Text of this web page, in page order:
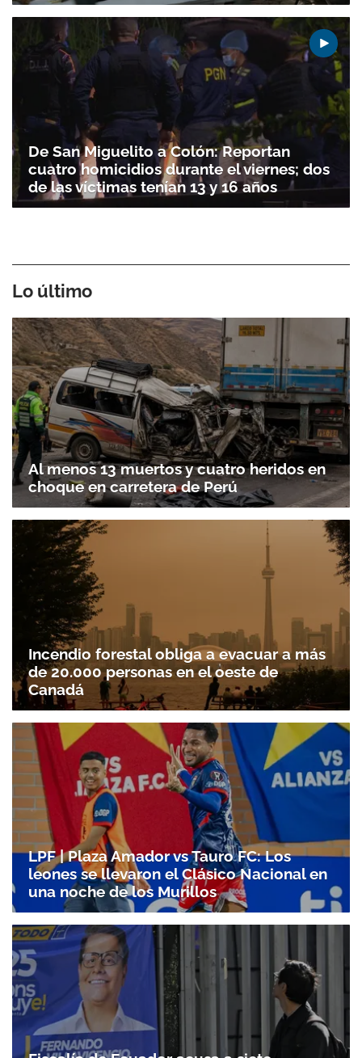
De San Miguelito a Colón: Reportan
cuatro homicidios durante el viernes; dos
de las víctimas tenían 13 y 16 años
Lo último
Al menos 13 muertos y cuatro heridos en
choque en carretera de Perú
Incendio forestal obliga a evacuar a más
de 20.000 personas en el oeste de
Canadá
LPF | Plaza Amador vs Tauro FC: Los
leones se llevaron el Clásico Nacional en
una noche de los Murillos